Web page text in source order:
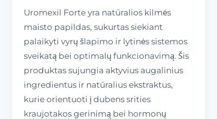
Uromexil Forte yra natūralios kilmės
maisto papildas, sukurtas siekiant
palaikyti vyrų šlapimo ir lytinės sistemos
sveikatą bei optimalų funkcionavimą. Šis
produktas sujungia aktyvius augalinius
ingredientus ir natūralius ekstraktus,
kurie orientuoti į dubens srities
kraujotakos gerinimą bei hormonų